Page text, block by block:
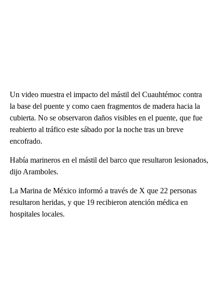
Un video muestra el impacto del mástil del Cuauhtémoc contra
la base del puente y como caen fragmentos de madera hacia la
cubierta. No se observaron daños visibles en el puente, que fue
reabierto al tráfico este sábado por la noche tras un breve
encofrado.
Había marineros en el mástil del barco que resultaron lesionados,
dijo Aramboles.
La Marina de México informó a través de X que 22 personas
resultaron heridas, y que 19 recibieron atención médica en
hospitales locales.